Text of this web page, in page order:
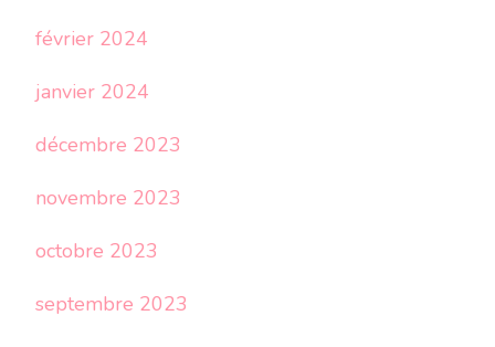
février 2024
janvier 2024
décembre 2023
novembre 2023
octobre 2023
septembre 2023